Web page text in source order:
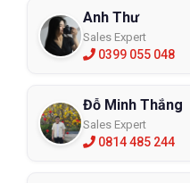
Anh Thư
Sales Expert
0399 055 048
Đỗ Minh Thắng
Sales Expert
0814 485 244